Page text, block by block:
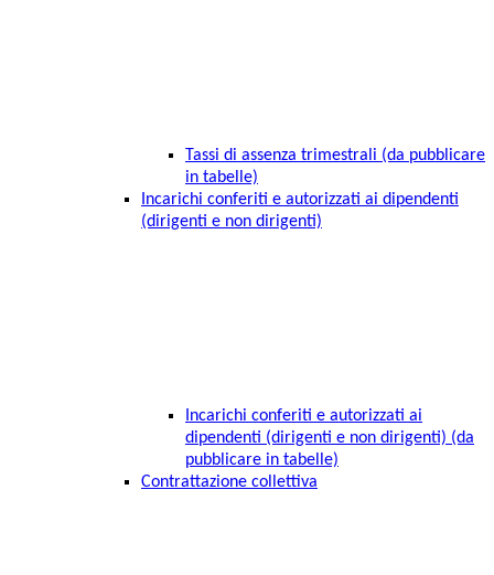
Tassi di assenza trimestrali (da pubblicare
in tabelle)
Incarichi conferiti e autorizzati ai dipendenti
(dirigenti e non dirigenti)
Incarichi conferiti e autorizzati ai
dipendenti (dirigenti e non dirigenti) (da
pubblicare in tabelle)
Contrattazione collettiva